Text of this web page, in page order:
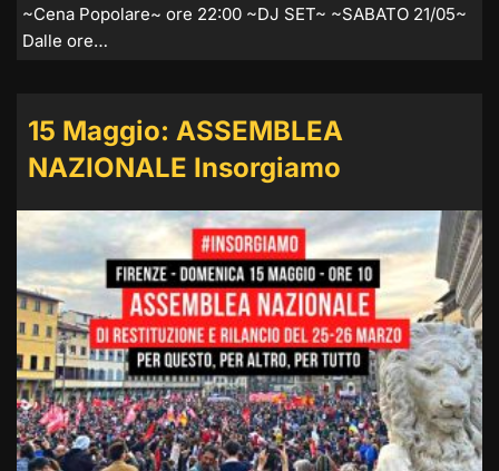
~Cena Popolare~ ore 22:00 ~DJ SET~ ~SABATO 21/05~
Dalle ore…
15 Maggio: ASSEMBLEA
NAZIONALE Insorgiamo